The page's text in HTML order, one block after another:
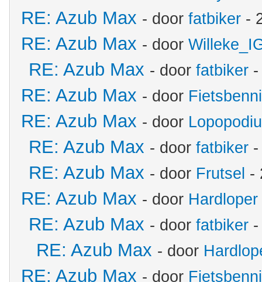
RE: Azub Max - door fatbiker -
RE: Azub Max - door
RE: Azub Max - door fatbiker
RE: Azub Max - door
RE: Azub Max - door
RE: Azub Max - door fatbiker
RE: Azub Max - door Frutsel -
RE: Azub Max - door Hardloper
RE: Azub Max - door fatbiker
RE: Azub Max - door
RE: Azub Max - door